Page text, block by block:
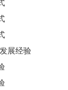
展经验